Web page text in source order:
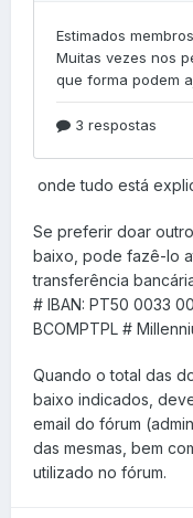
onde tudo está
Se preferir doar
baixo, pode fazê-lo
transferência
# IBAN: PT50 0033
BCOMPTPL #
Quando o total das
baixo indicados,
email do fórum
das mesmas, bem
utilizado no fórum.